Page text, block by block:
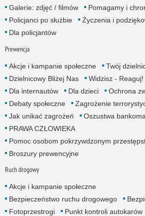
Galerie: zdjęć / filmów
Pomagamy i
Policjanci po służbie
Życzenia i
Dla policjantów
Prewencja
Akcje i kampanie społeczne
Twój
Dzielnicowy Bliżej Nas
Widzisz - Reaguj!
Dla internautów
Dla dzieci
Ochrona
Debaty społeczne
Zagrożenie
Jak unikać zagrożeń
Oszustwa
PRAWA CZŁOWIEKA
Pomoc osobom pokrzywdzonym
Broszury prewencyjne
Ruch drogowy
Akcje i kampanie społeczne
Bezpieczeństwo ruchu drogowego
Fotoprzestrogi
Punkt kontroli autokarów